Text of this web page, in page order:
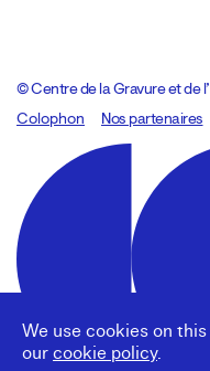
We use cookies on
our cookie policy.
© Centre de la Gravure et de
Colophon
Design:Marcel Kaczmarek,
Nos partenaires